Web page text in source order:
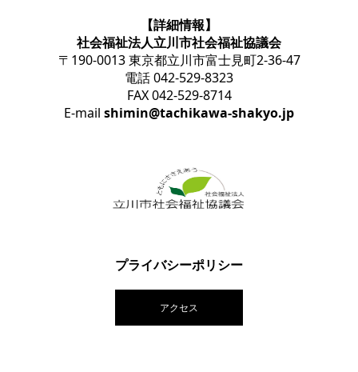
【詳細情報】
社会福祉法人立川市社会福祉協議会
〒190-0013 東京都立川市富士見町2-36-47
電話 042-529-8323
FAX 042-529-8714
E-mail shimin@tachikawa-shakyo.jp
プライバシーポリシー
アクセス